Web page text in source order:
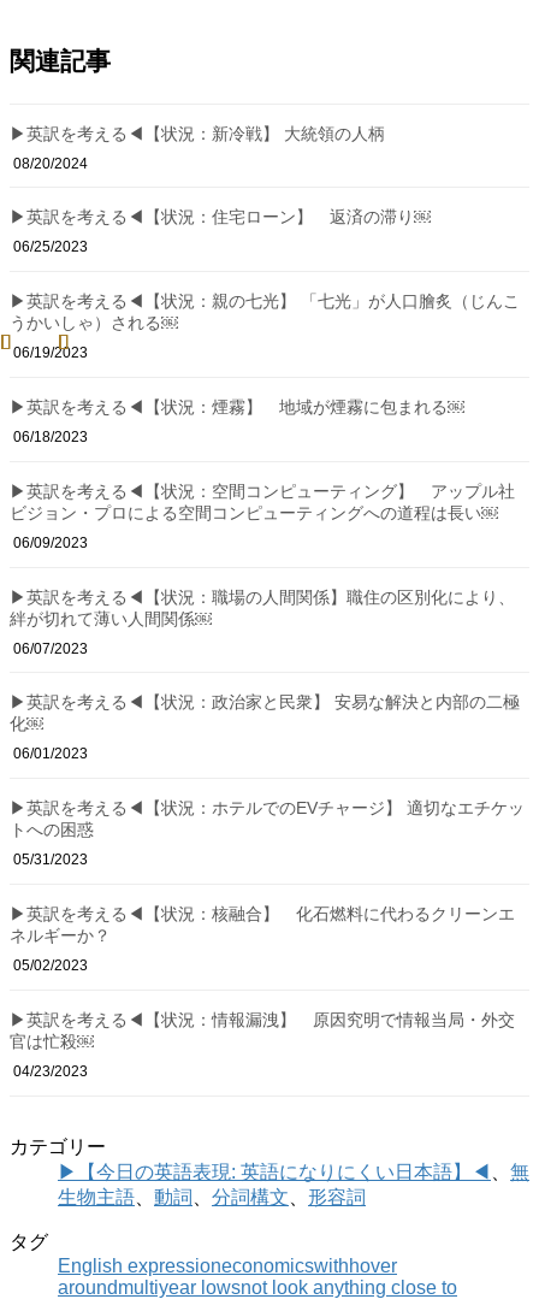
関連記事
▶英訳を考える◀【状況：新冷戦】 大統領の人柄
08/20/2024
▶英訳を考える◀【状況：住宅ローン】 返済の滞り￼
06/25/2023
▶英訳を考える◀【状況：親の七光】 「七光」が人口膾炙（じんこ
うかいしゃ）される￼
06/19/2023
▶英訳を考える◀【状況：煙霧】 地域が煙霧に包まれる￼
06/18/2023
▶英訳を考える◀【状況：空間コンピューティング】 アップル社
ビジョン・プロによる空間コンピューティングへの道程は長い￼
06/09/2023
▶英訳を考える◀【状況：職場の人間関係】職住の区別化により、
絆が切れて薄い人間関係￼
06/07/2023
▶英訳を考える◀【状況：政治家と民衆】 安易な解決と内部の二極
化￼
06/01/2023
▶英訳を考える◀【状況：ホテルでのEVチャージ】 適切なエチケッ
トへの困惑
05/31/2023
▶英訳を考える◀【状況：核融合】 化石燃料に代わるクリーンエ
ネルギーか？
05/02/2023
▶英訳を考える◀【状況：情報漏洩】 原因究明で情報当局・外交
官は忙殺￼
04/23/2023
カテゴリー
▶【今日の英語表現: 英語になりにくい日本語】◀
無
生物主語
動詞 分詞構文 形容詞
タグ
English expressioneconomicswithhover
aroundmultiyear lowsnot look anything close to